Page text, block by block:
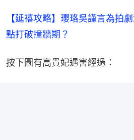
【延禧攻略】瓔珞吳謹言為拍
點打破撞牆期？
按下圖有高貴妃遇害經過：